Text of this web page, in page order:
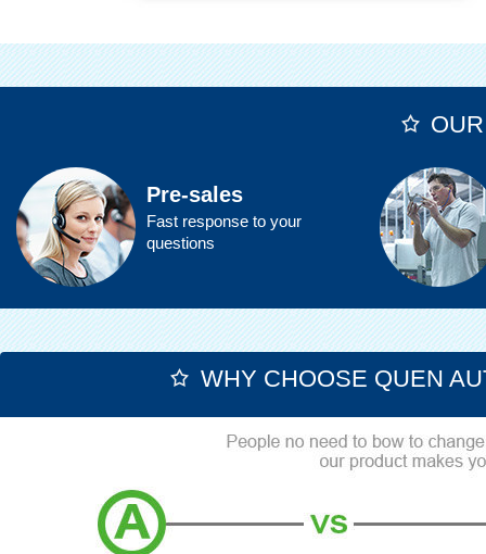
Pre-sales
Fast response to your
questions
WHY CHOOSE QUEN